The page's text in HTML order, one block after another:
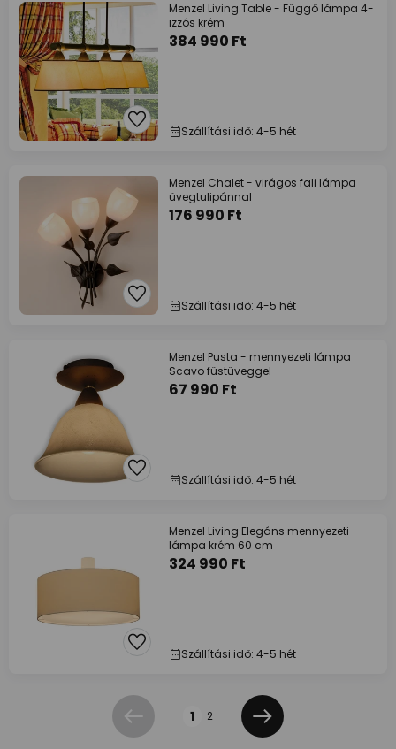
Menzel Living Table - Függő lámpa 4-
izzós krém
384 990 Ft
Szállítási idő: 4-5 hét
Menzel Chalet - virágos fali lámpa
üvegtulipánnal
176 990 Ft
Szállítási idő: 4-5 hét
Menzel Pusta - mennyezeti lámpa
Scavo füstüveggel
67 990 Ft
Szállítási idő: 4-5 hét
Menzel Living Elegáns mennyezeti
lámpa krém 60 cm
324 990 Ft
Szállítási idő: 4-5 hét
Előző 1 2
Következő